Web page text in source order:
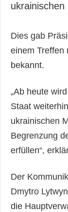
ukrainischen
Dies gab
einem Treffen
bekannt.
„Ab heute
Staat
ukrainischen
Begrenzung
erfüllen“,
Der
Dmytro
die